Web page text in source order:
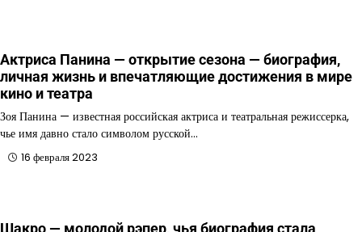
Актриса Панина — открытие сезона — биография,
личная жизнь и впечатляющие достижения в мире
кино и театра
Зоя Панина — известная российская актриса и театральная режиссерка,
чье имя давно стало символом русской…
16 февраля 2023
Шакро — молодой рэпер, чья биография стала